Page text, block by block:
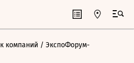
компаний / ЭкспоФорум-